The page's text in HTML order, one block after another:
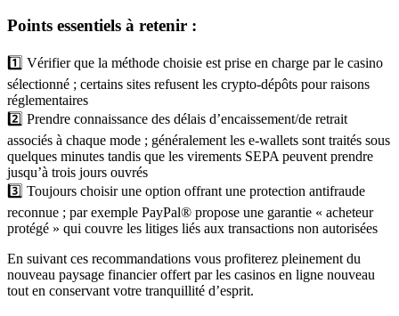
Points essentiels à retenir :
1️⃣ Vérifier que la méthode choisie est prise en charge par le casino
sélectionné ; certains sites refusent les crypto‑dépôts pour raisons
réglementaires
2️⃣ Prendre connaissance des délais d’encaissement/de retrait
associés à chaque mode ; généralement les e‑wallets sont traités sous
quelques minutes tandis que les virements SEPA peuvent prendre
jusqu’à trois jours ouvrés
3️⃣ Toujours choisir une option offrant une protection antifraude
reconnue ; par exemple PayPal® propose une garantie « acheteur
protégé » qui couvre les litiges liés aux transactions non autorisées
En suivant ces recommandations vous profiterez pleinement du
nouveau paysage financier offert par les casinos en ligne nouveau
tout en conservant votre tranquillité d’esprit.